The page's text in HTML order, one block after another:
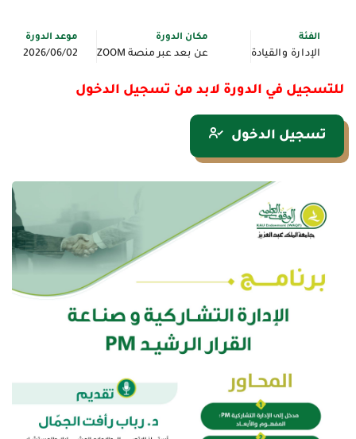
الفئة
الإدارة والقيادة
مكان الدورة
عن بعد عبر منصة ZOOM
موعد الدورة
2026/06/02
للتسجيل في الدورة لابد من تسجيل الدخول
تسجيل الدخول